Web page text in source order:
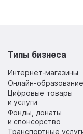
Типы бизнеса
Интернет-магазины
Онлайн-образование
Цифровые товары
и услуги
Фонды, донаты
и спонсорство
Транспортные